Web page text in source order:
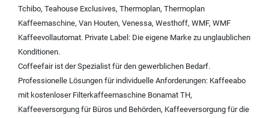
Tchibo, Teahouse Exclusives, Thermoplan, Thermoplan
Kaffeemaschine, Van Houten, Venessa, Westhoff, WMF, WMF
Kaffeevollautomat. Private Label: Die eigene Marke zu unglaublichen
Konditionen.
Coffeefair ist der Spezialist für den gewerblichen Bedarf.
Professionelle Lösungen für individuelle Anforderungen: Kaffeeabo
mit kostenloser Filterkaffeemaschine Bonamat TH,
Kaffeeversorgung für Büros und Behörden, Kaffeeversorgung für die